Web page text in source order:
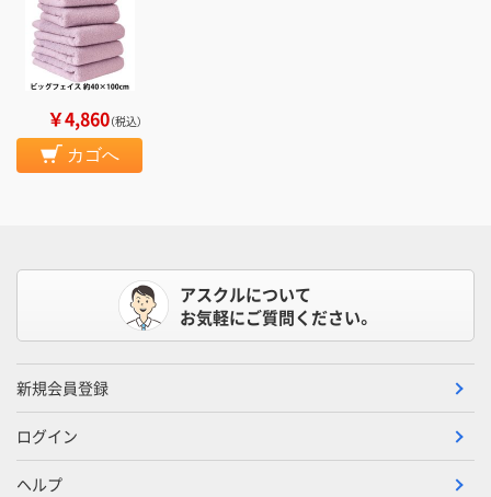
￥4,860（税込）
カゴへ
アスクルについて
お気軽にご質問ください。
新規会員登録
ログイン
ヘルプ